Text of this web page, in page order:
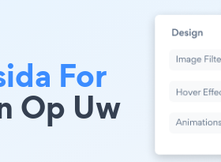
For
Op Uw